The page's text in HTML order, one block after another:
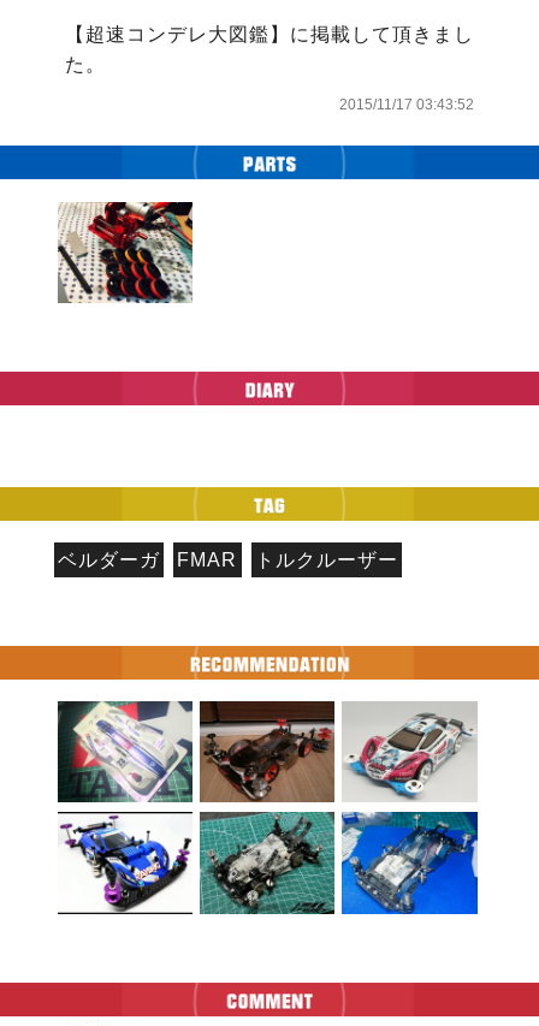
【超速コンデレ大図鑑】に掲載して頂きまし
た。
2015/11/17 03:43:52
ベルダーガ FMAR トルクルーザー